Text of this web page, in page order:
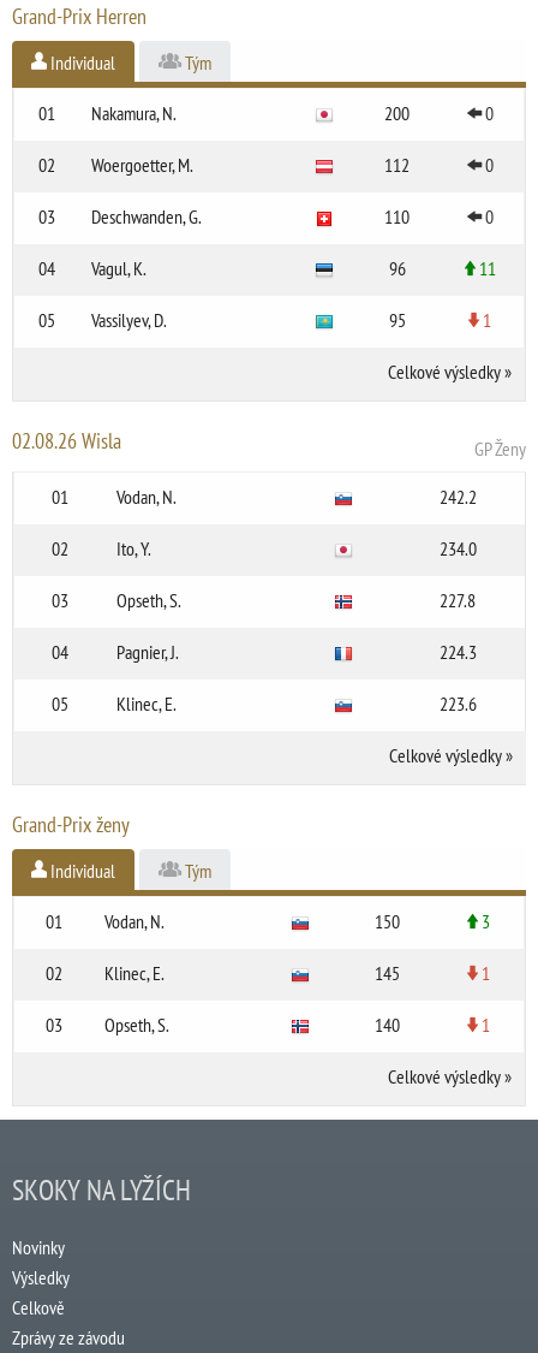
Grand-Prix Herren
Individual Tým
01 Nakamura, N. 200 0
02 Woergoetter, M. 112 0
03 Deschwanden, G. 110 0
04 Vagul, K. 96 11
05 Vassilyev, D. 95 1
Celkové výsledky»
02.08.26 Wisla
GP Ženy
01
Vodan, N. 242.2
02 Ito, Y. 234.0
03 Opseth, S. 227.8
04 Pagnier, J. 224.3
05 Klinec, E. 223.6
Celkové výsledky»
Grand-Prix ženy
Individual Tým
01 Vodan, N. 150 3
02 Klinec, E. 145 1
03 Opseth, S. 140 1
Celkové výsledky»
SKOKY NA LYŽÍCH
Novinky
Výsledky
Celkově
Zprávy ze závodu